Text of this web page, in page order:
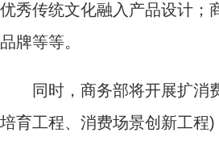
优秀传统文化融入产品设计；
品牌等等。
同时，商务部将开展扩消费
培育工程、消费场景创新工程